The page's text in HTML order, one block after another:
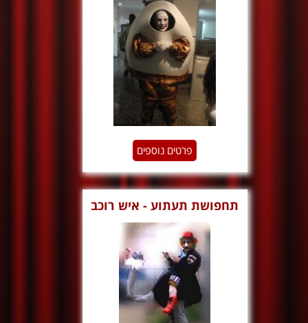
פרטים נוספים
תחפושת תעתוע - איש רוכב
על יען